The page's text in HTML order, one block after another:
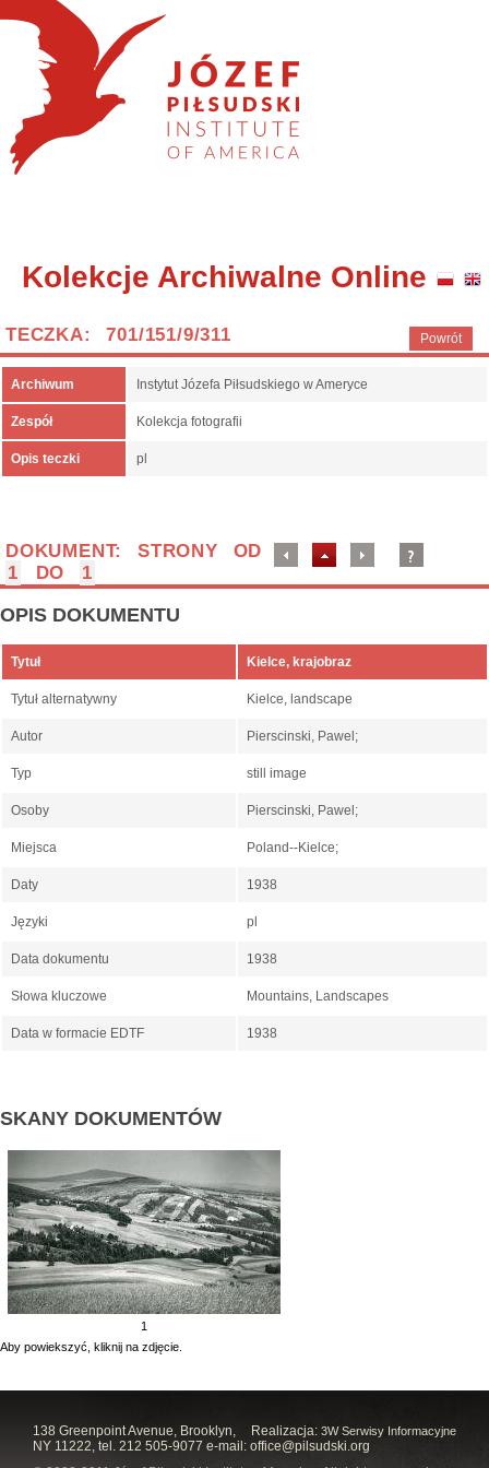
Kolekcje Archiwalne Online
Powrót
TECZKA: 701/151/9/311
Archiwum Instytut Józefa Piłsudskiego w Ameryce
Zespół Kolekcja fotografii
Opis teczki pl
DOKUMENT: STRONY OD
1
DO 1
OPIS DOKUMENTU
Tytuł Kielce, krajobraz
Tytuł alternatywny Kielce, landscape
Autor Pierscinski, Pawel;
Typ still image
Osoby Pierscinski, Pawel;
Miejsca Poland--Kielce;
Daty 1938
Języki pl
Data dokumentu 1938
Słowa kluczowe Mountains, Landscapes
Data w formacie EDTF 1938
SKANY DOKUMENTÓW
1
Aby powiekszyć, kliknij na zdjęcie.
Realizacja: 3W Serwisy Informacyjne
138 Greenpoint Avenue, Brooklyn,
NY 11222, tel. 212 505-9077 e-mail: office@pilsudski.org